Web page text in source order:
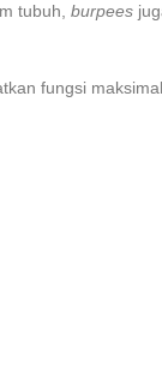
tubuh, burpees
fungsi